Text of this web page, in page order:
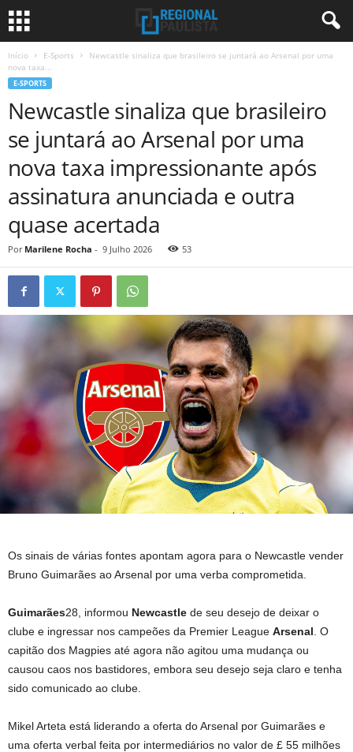
Início E-Sports
Newcastle sinaliza que brasileiro se juntará ao Arsenal por uma
nova taxa...
E-SPORTS
Newcastle sinaliza que brasileiro
se juntará ao Arsenal por uma
nova taxa impressionante após
assinatura anunciada e outra
quase acertada
Por Marilene Rocha - 9 Julho 2026 53
Os sinais de várias fontes apontam agora para o Newcastle vender
Bruno Guimarães ao Arsenal por uma verba comprometida.
Guimarães28, informou Newcastle de seu desejo de deixar o
clube e ingressar nos campeões da Premier League Arsenal . O
capitão dos Magpies até agora não agitou uma mudança ou
causou caos nos bastidores, embora seu desejo seja claro e tenha
sido comunicado ao clube.
Mikel Arteta está liderando a oferta do Arsenal por Guimarães e
uma oferta verbal feita por intermediários no valor de £ 55 milhões